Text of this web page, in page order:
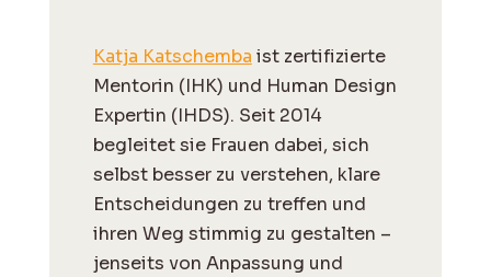
Katja Katschemba ist zertifizierte
Mentorin (IHK) und Human Design
Expertin (IHDS). Seit 2014
begleitet sie Frauen dabei, sich
selbst besser zu verstehen, klare
Entscheidungen zu treffen und
ihren Weg stimmig zu gestalten –
jenseits von Anpassung und